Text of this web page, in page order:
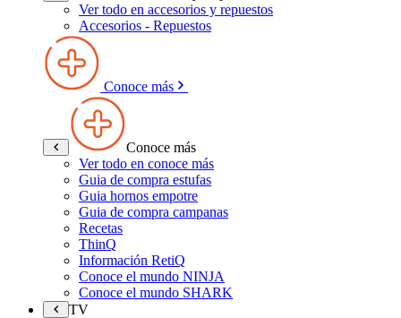
Ver todo en accesorios y repuestos
Accesorios - Repuestos
Conoce más
Conoce más
Ver todo en conoce más
Guia de compra estufas
Guia hornos empotre
Guia de compra campanas
Recetas
ThinQ
Información RetiQ
Conoce el mundo NINJA
Conoce el mundo SHARK
TV